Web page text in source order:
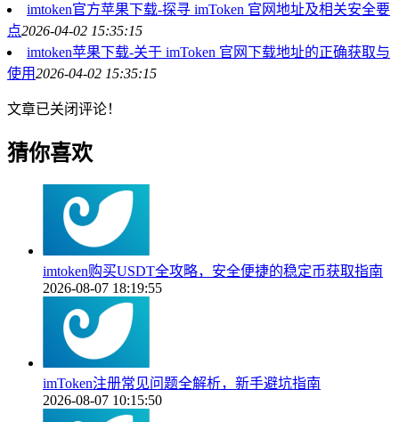
imtoken官方苹果下载-探寻 imToken 官网地址及相关安全要
点2026-04-02 15:35:15
imtoken苹果下载-关于 imToken 官网下载地址的正确获取与
使用2026-04-02 15:35:15
文章已关闭评论！
猜你喜欢
imtoken购买USDT全攻略，安全便捷的稳定币获取指南
2026-08-07 18:19:55
imToken注册常见问题全解析，新手避坑指南
2026-08-07 10:15:50